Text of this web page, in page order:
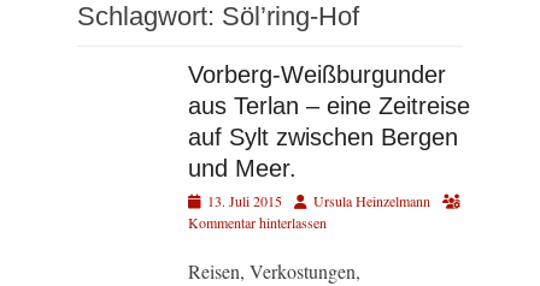
Schlagwort: Söl’ring-Hof
Vorberg-Weißburgunder
aus Terlan – eine Zeitreise
auf Sylt zwischen Bergen
und Meer.
Veröffentlicht
am
13. Juli 2015 AutorUrsula Heinzelmann
Kommentar hinterlassen
Reisen, Verkostungen,